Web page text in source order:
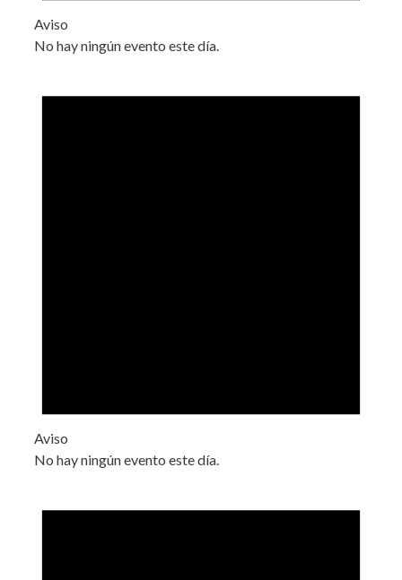
Aviso
No hay ningún evento este día.
Aviso
No hay ningún evento este día.